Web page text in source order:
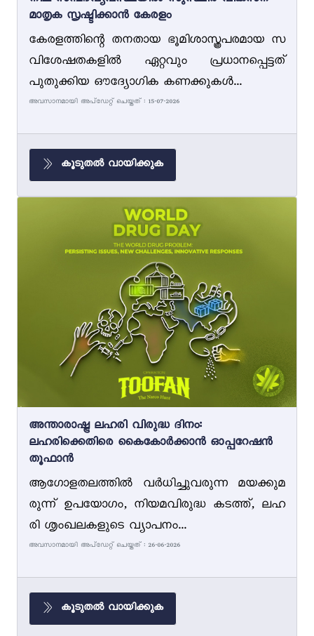
മാതൃക സൃഷ്ടിക്കാൻ കേരളം
കേരളത്തിന്റെ തനതായ ഭൂമിശാസ്ത്രപരമായ സ
വിശേഷതകളിൽ ഏറ്റവും പ്രധാനപ്പെട്ടത്
പുതുക്കിയ ഔദ്യോഗിക കണക്കുകൾ...
അവസാനമായി അപ്ഡേറ്റ് ചെയ്തത് : 15-07-2026
കൂടുതൽ വായിക്കുക
അന്താരാഷ്ട്ര ലഹരി വിരുദ്ധ ദിനം:
ലഹരിക്കെതിരെ കൈകോർക്കാൻ ഓപ്പറേഷൻ
തൂഫാൻ
ആഗോളതലത്തിൽ വർധിച്ചുവരുന്ന മയക്കുമ
രുന്ന് ഉപയോഗം, നിയമവിരുദ്ധ കടത്ത്, ലഹ
രി ശൃംഖലകളുടെ വ്യാപനം...
അവസാനമായി അപ്ഡേറ്റ് ചെയ്തത് : 26-06-2026
കൂടുതൽ വായിക്കുക